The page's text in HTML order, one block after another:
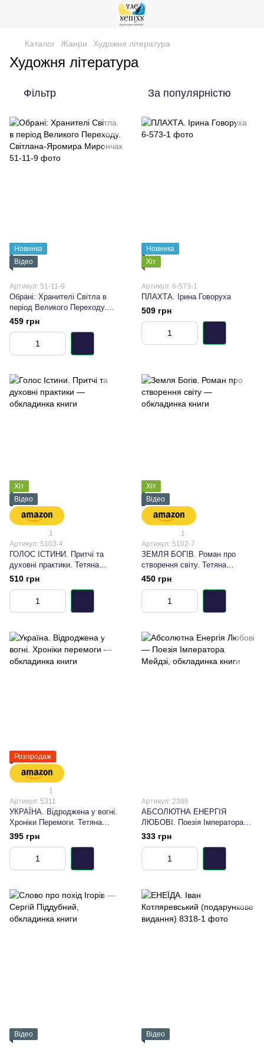
Каталог Жанри Художня література
Художня література
Фільтр За популярністю
Новинка
Відео
Артикул: 51-11-9
Обрані: Хранителі Світла в
період Великого Переходу.
Світлана-Яромира Мирончак
459 грн
Новинка
Хіт
Артикул: 6-573-1
ПЛАХТА. Ірина Говоруха
509 грн
Хіт
Відео
1
Артикул: 5103-4
ГОЛОС ІСТИНИ. Притчі та
духовні практики. Тетяна
Дугельна
510 грн
Хіт
Відео
1
Артикул: 5102-7
ЗЕМЛЯ БОГІВ. Роман про
створення світу. Тетяна
Дугельна
450 грн
Розпродаж
1
Артикул: 5311
УКРАЇНА. Відроджена у вогні.
Хроніки Перемоги. Тетяна
Дугельна
395 грн
Артикул: 2386
АБСОЛЮТНА ЕНЕРГІЯ
ЛЮБОВІ. Поезія Імператора
Мейдзі як вправи для Душі.
Тетяна Дугельна
333 грн
Відео Відео